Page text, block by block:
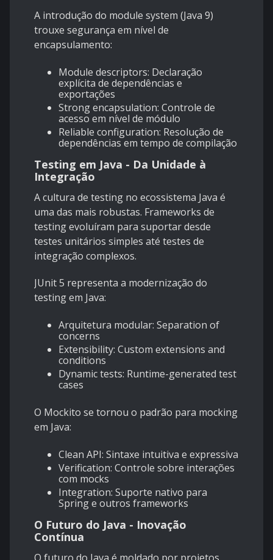
A introdução do module system (Java 9)
trouxe segurança em nível de
encapsulamento:
Module descriptors: Declaração
explícita de dependências e
exportações
Strong encapsulation: Controle de
acesso em nível de módulo
Reliable configuration: Resolução de
dependências em tempo de compilação
Testing em Java - Da Unidade à
Integração
A cultura de testing no ecossistema Java é
uma das mais robustas. Frameworks de
testing evoluíram para suportar desde
testes unitários simples até testes de
integração complexos.
JUnit 5 representa a modernização do
testing em Java:
Arquitetura modular: Separation of
concerns
Extensibility: Custom extensions and
conditions
Dynamic tests: Runtime-generated test
cases
O Mockito se tornou o padrão para mocking
em Java:
Clean API: Sintaxe intuitiva e expressiva
Verification: Controle sobre interações
com mocks
Integration: Suporte nativo para
Spring e outros frameworks
O Futuro do Java - Inovação
Contínua